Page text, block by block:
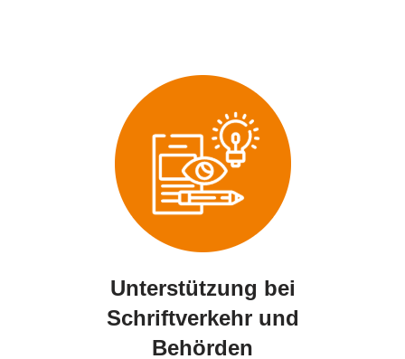
Unterstützung bei
Schriftverkehr und
Behörden